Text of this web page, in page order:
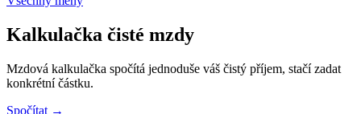
Kalkulačka čisté mzdy
Mzdová kalkulačka spočítá jednoduše váš čistý příjem, stačí zadat
konkrétní částku.
Spočítat →